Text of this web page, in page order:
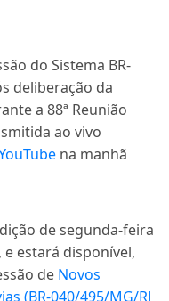
do Sistema BR-
deliberação da
a 88ª Reunião
ao vivo
na manhã
de segunda-feira
estará disponível,
de Novos
(BR-040/495/MG/RJ